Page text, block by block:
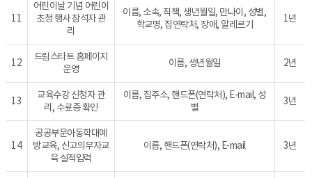
11
어린이날 기념 어린이
초청 행사 참석자 관
리
이름, 소속, 직책, 생년월일, 만나이, 성별,
학교명, 집연락처, 장애, 알레르기
1년
12
드림스타트 홈페이지
운영
이름, 생년월일 2년
13
교육수강 신청자 관
리, 수료증 확인
이름, 집주소, 핸드폰(연락처), E-mail, 성
별
3년
14
공공부문아동학대예
방교육, 신고의무자교
육 실적입력
이름, 핸드폰(연락처), E-mail 3년